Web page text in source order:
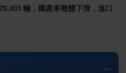
輛，國產車整體下滑，進口
...